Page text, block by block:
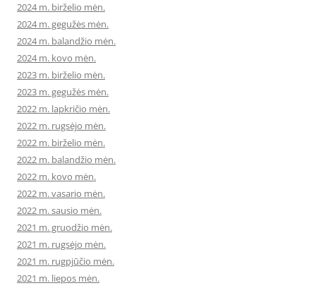
2024 m. birželio mėn.
2024 m. gegužės mėn.
2024 m. balandžio mėn.
2024 m. kovo mėn.
2023 m. birželio mėn.
2023 m. gegužės mėn.
2022 m. lapkričio mėn.
2022 m. rugsėjo mėn.
2022 m. birželio mėn.
2022 m. balandžio mėn.
2022 m. kovo mėn.
2022 m. vasario mėn.
2022 m. sausio mėn.
2021 m. gruodžio mėn.
2021 m. rugsėjo mėn.
2021 m. rugpjūčio mėn.
2021 m. liepos mėn.